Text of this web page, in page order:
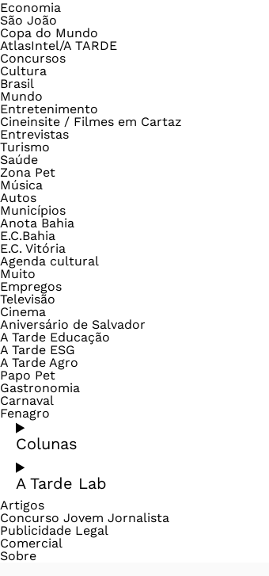
Economia
São João
Copa do Mundo
AtlasIntel/A TARDE
Concursos
Cultura
Brasil
Mundo
Entretenimento
Cineinsite / Filmes em Cartaz
Entrevistas
Turismo
Saúde
Zona Pet
Música
Autos
Municípios
Anota Bahia
E.C.Bahia
E.C. Vitória
Agenda cultural
Muito
Empregos
Televisão
Cinema
Aniversário de Salvador
A Tarde Educação
A Tarde ESG
A Tarde Agro
Papo Pet
Gastronomia
Carnaval
Fenagro
Colunas
A Tarde Lab
Artigos
Concurso Jovem Jornalista
Publicidade Legal
Comercial
Sobre